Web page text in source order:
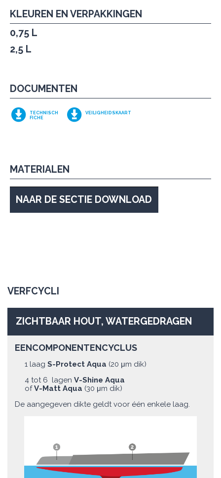
KLEUREN EN VERPAKKINGEN
0,75 L
2,5 L
DOCUMENTEN
TECHNISCH
FICHE
VEILIGHEIDSKAART
MATERIALEN
NAAR DE SECTIE DOWNLOAD
VERFCYCLI
ZICHTBAAR HOUT, WATERGEDRAGEN
EENCOMPONENTENCYCLUS
1 laag S-Protect Aqua (20 μm dik)
4 tot 6 lagen V-Shine Aqua
ofV-Matt Aqua (30 μm dik)
De aangegeven dikte geldt voor één enkele laag.